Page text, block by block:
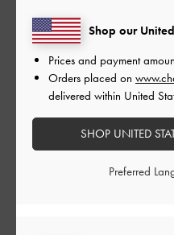
ここで買ったバックのショル
めちゃくちゃかわいい！
もう少し値段してもいいから
もっとよかった！
デザイン
とて
Shop our
Prices and payment
Orders placed on
delivered within United
SHOP UNITED
Preferred